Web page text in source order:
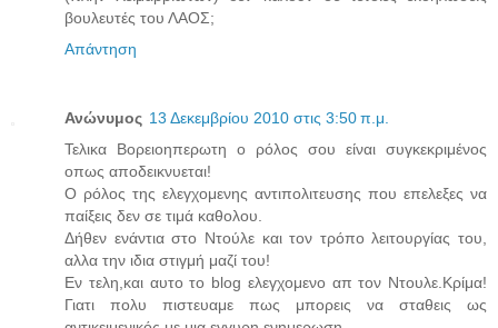
βουλευτές του ΛΑΟΣ;
Απάντηση
Ανώνυμος 13 Δεκεμβρίου 2010 στις 3:50 π.μ.
Τελικα Βορειοηπερωτη ο ρόλος σου είναι συγκεκριμένος
οπως αποδεικνυεται!
Ο ρόλος της ελεγχομενης αντιπολιτευσης που επελεξες να
παίξεις δεν σε τιμά καθολου.
Δήθεν ενάντια στο Ντούλε και τον τρόπο λειτουργίας του,
αλλα την ιδια στιγμή μαζί του!
Εν τελη,και αυτο το blog ελεγχομενο απ τον Ντουλε.Κρίμα!
Γιατι πολυ πιστευαμε πως μπορεις να σταθεις ως